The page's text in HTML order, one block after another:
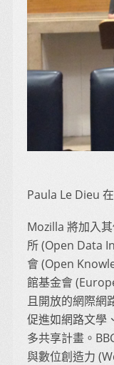
Paula Le Dieu
Mozilla 將加入
所 (Open Data
會 (Open
館基金會
且開放的網際網
促進如網路文學
多共享計畫。
與數位創造力